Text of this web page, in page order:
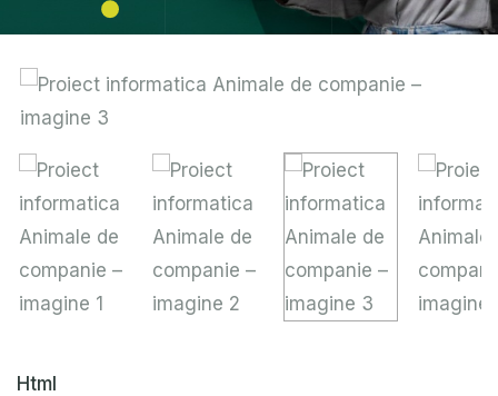
Html